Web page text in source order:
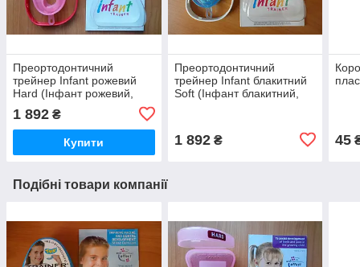
Преортодонтичний
трейнер Infant рожевий
Hard (Інфант рожевий,
оригінальний)
1 892 ₴
Купити
Преортодонтичний
трейнер Infant блакитний
Soft (Інфант блакитний,
1 892₴ 45
Подібні товари компанії